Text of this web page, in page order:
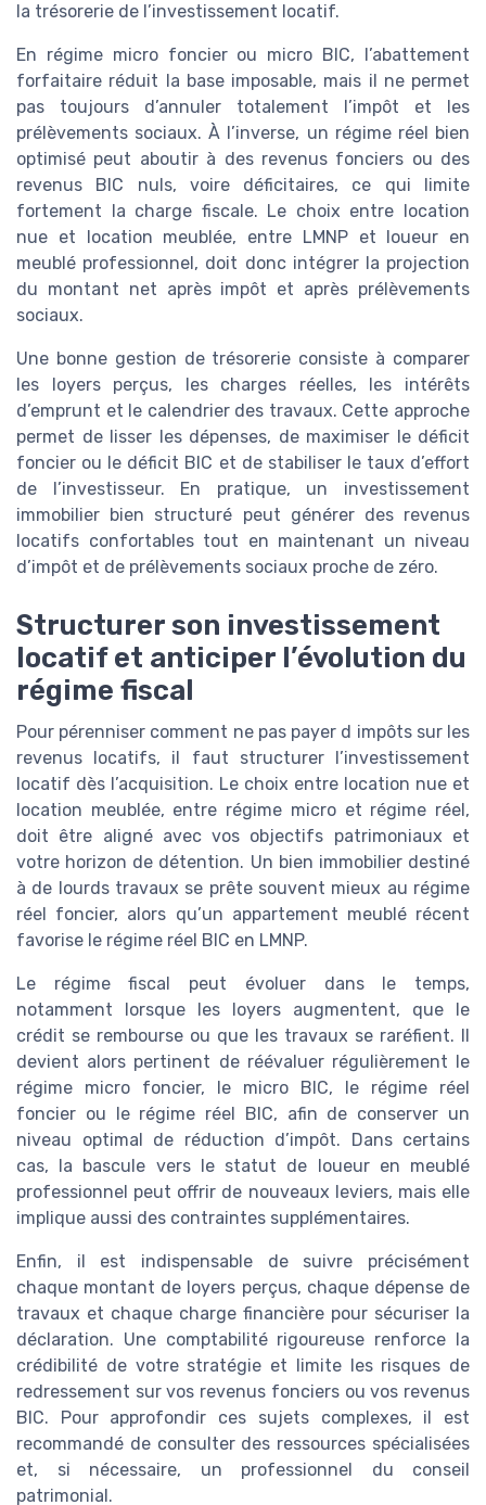
la trésorerie de l’investissement locatif.
En régime micro foncier ou micro BIC, l’abattement
forfaitaire réduit la base imposable, mais il ne permet
pas toujours d’annuler totalement l’impôt et les
prélèvements sociaux. À l’inverse, un régime réel bien
optimisé peut aboutir à des revenus fonciers ou des
revenus BIC nuls, voire déficitaires, ce qui limite
fortement la charge fiscale. Le choix entre location
nue et location meublée, entre LMNP et loueur en
meublé professionnel, doit donc intégrer la projection
du montant net après impôt et après prélèvements
sociaux.
Une bonne gestion de trésorerie consiste à comparer
les loyers perçus, les charges réelles, les intérêts
d’emprunt et le calendrier des travaux. Cette approche
permet de lisser les dépenses, de maximiser le déficit
foncier ou le déficit BIC et de stabiliser le taux d’effort
de l’investisseur. En pratique, un investissement
immobilier bien structuré peut générer des revenus
locatifs confortables tout en maintenant un niveau
d’impôt et de prélèvements sociaux proche de zéro.
Structurer son investissement
locatif et anticiper l’évolution du
régime fiscal
Pour pérenniser comment ne pas payer d impôts sur les
revenus locatifs, il faut structurer l’investissement
locatif dès l’acquisition. Le choix entre location nue et
location meublée, entre régime micro et régime réel,
doit être aligné avec vos objectifs patrimoniaux et
votre horizon de détention. Un bien immobilier destiné
à de lourds travaux se prête souvent mieux au régime
réel foncier, alors qu’un appartement meublé récent
favorise le régime réel BIC en LMNP.
Le régime fiscal peut évoluer dans le temps,
notamment lorsque les loyers augmentent, que le
crédit se rembourse ou que les travaux se raréfient. Il
devient alors pertinent de réévaluer régulièrement le
régime micro foncier, le micro BIC, le régime réel
foncier ou le régime réel BIC, afin de conserver un
niveau optimal de réduction d’impôt. Dans certains
cas, la bascule vers le statut de loueur en meublé
professionnel peut offrir de nouveaux leviers, mais elle
implique aussi des contraintes supplémentaires.
Enfin, il est indispensable de suivre précisément
chaque montant de loyers perçus, chaque dépense de
travaux et chaque charge financière pour sécuriser la
déclaration. Une comptabilité rigoureuse renforce la
crédibilité de votre stratégie et limite les risques de
redressement sur vos revenus fonciers ou vos revenus
BIC. Pour approfondir ces sujets complexes, il est
recommandé de consulter des ressources spécialisées
et, si nécessaire, un professionnel du conseil
patrimonial.